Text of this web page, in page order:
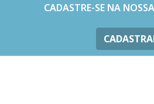
CADASTRE-SE NA